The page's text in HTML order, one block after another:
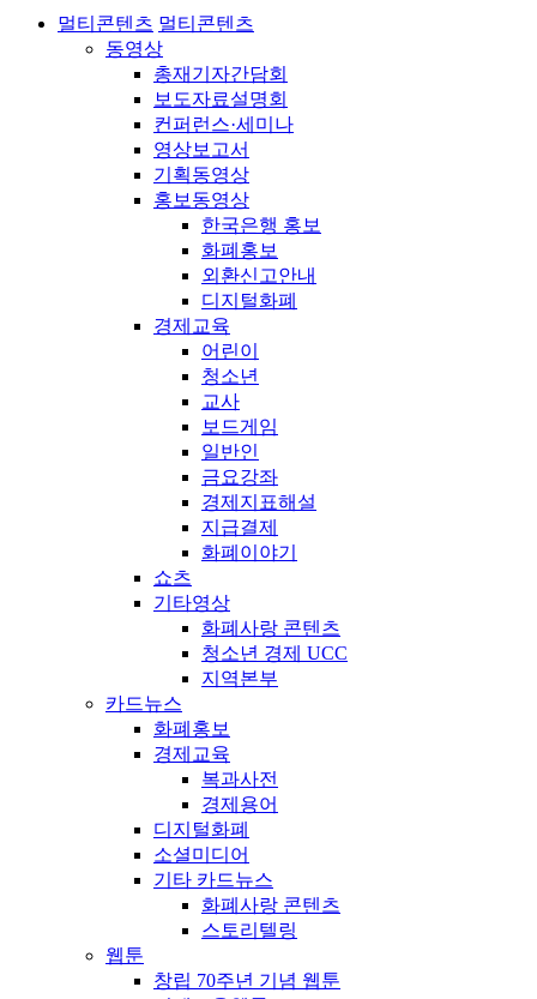
멀티콘텐츠 멀티콘텐츠
동영상
총재기자간담회
보도자료설명회
컨퍼런스·세미나
영상보고서
기획동영상
홍보동영상
한국은행 홍보
화폐홍보
외환신고안내
디지털화폐
경제교육
어린이
청소년
교사
보드게임
일반인
금요강좌
경제지표해설
지급결제
화폐이야기
쇼츠
기타영상
화폐사랑 콘텐츠
청소년 경제 UCC
지역본부
카드뉴스
화폐홍보
경제교육
복과사전
경제용어
디지털화폐
소셜미디어
기타 카드뉴스
화폐사랑 콘텐츠
스토리텔링
웹툰
창립 70주년 기념 웹툰